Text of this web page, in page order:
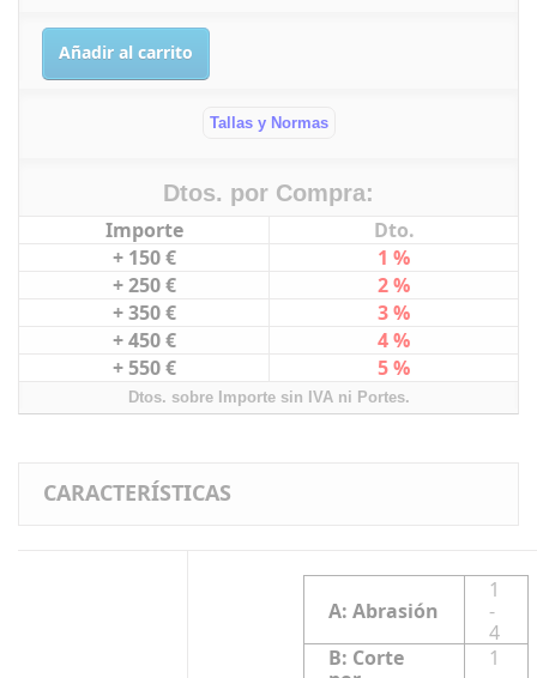
Añadir al carrito
Tallas y Normas
Dtos. por Compra:
Importe
Dto.
+ 150 €
1 %
+ 250 €
2 %
+ 350 €
3 %
+ 450 €
4 %
+ 550 €
5 %
Dtos. sobre Importe sin IVA ni Portes.
CARACTERÍSTICAS
A: Abrasión
1
-
4
B: Corte
1